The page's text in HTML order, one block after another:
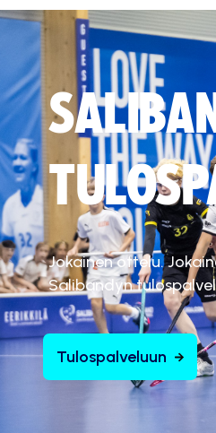
Jokainen ottelu.
Salibandyn
Tulospalveluun